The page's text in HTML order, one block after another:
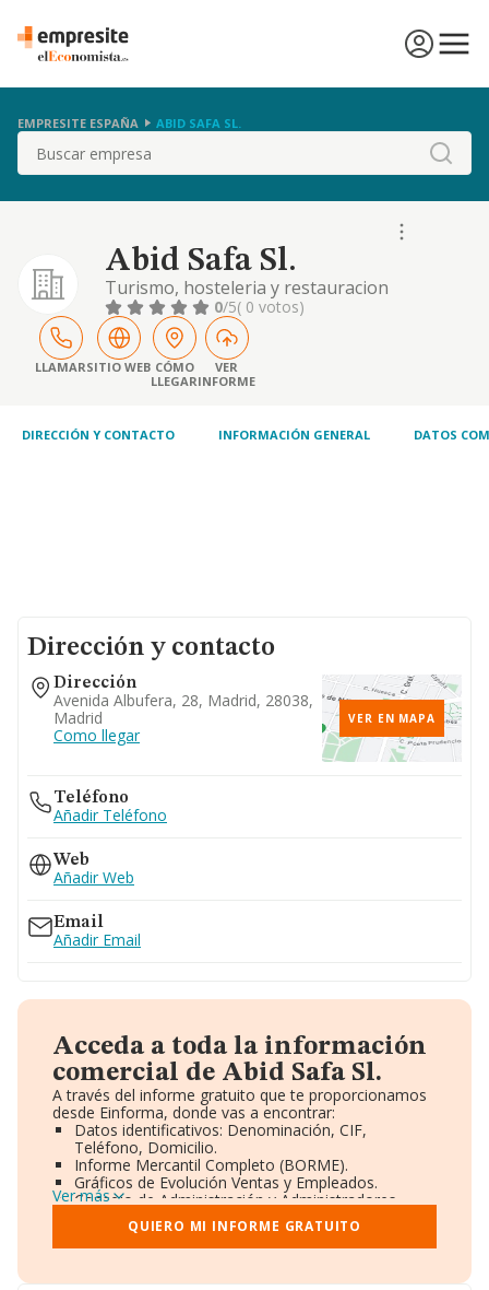
EMPRESITE ESPAÑA ABID SAFA SL.
Buscar
Abid Safa Sl.
Turismo, hosteleria y restauracion
0/5( 0 votos)
LLAMARSITIO WEB CÓMO
LLEGAR
VER
INFORME
DIRECCIÓN Y CONTACTO INFORMACIÓN GENERAL DATOS
Dirección y contacto
Dirección
Avenida Albufera, 28, Madrid, 28038,
Madrid
Como llegar
VER EN MAPA
Teléfono
Añadir Teléfono
Web
Añadir Web
Email
Añadir Email
Acceda a toda la información
comercial de Abid Safa Sl.
A través del informe gratuito que te proporcionamos
desde Einforma, donde vas a encontrar:
Datos identificativos: Denominación, CIF,
Teléfono, Domicilio.
Informe Mercantil Completo (BORME).
Gráficos de Evolución Ventas y Empleados.
Consejo de Administración y Administradores.
Directivos y Ejecutivos.
Accionistas.
Participaciones y Vinculaciones en otras empresas.
Ver más
QUIERO MI INFORME GRATUITO